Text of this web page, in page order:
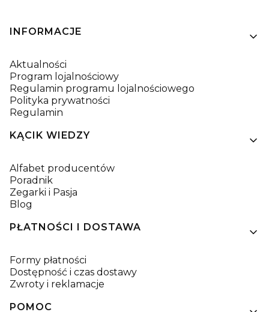
Linki w stopce
INFORMACJE
Aktualności
Program lojalnościowy
Regulamin programu lojalnościowego
Polityka prywatności
Regulamin
KĄCIK WIEDZY
Alfabet producentów
Poradnik
Zegarki i Pasja
Blog
PŁATNOŚCI I DOSTAWA
Formy płatności
Dostępność i czas dostawy
Zwroty i reklamacje
POMOC